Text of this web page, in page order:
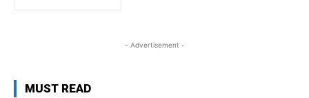
- Advertisement -
MUST READ